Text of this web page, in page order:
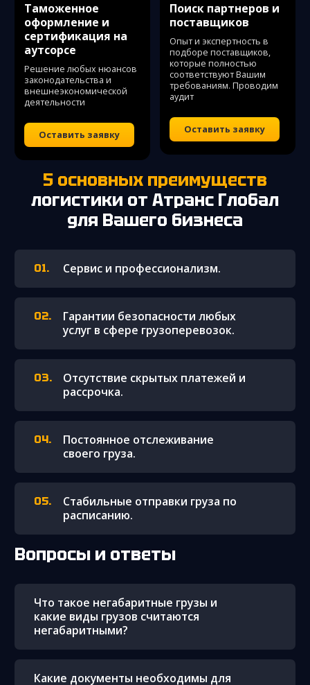
Таможенное
оформление и
сертификация на
аутсорсе
Решение любых нюансов
законодательства и
внешнеэкономической
деятельности
Оставить заявку
Поиск партнеров и
поставщиков
Опыт и экспертность в
подборе поставщиков,
которые полностью
соответствуют Вашим
требованиям. Проводим
аудит
Оставить заявку
5 основных преимуществ
логистики от Атранс Глобал
для Вашего бизнеса
Сервис и профессионализм.
Гарантии безопасности любых
услуг в сфере грузоперевозок.
Отсутствие скрытых платежей и
рассрочка.
Постоянное отслеживание
своего груза.
Стабильные отправки груза по
расписанию.
Вопросы и ответы
Что такое негабаритные грузы и
какие виды грузов считаются
негабаритными?
Какие документы необходимы для